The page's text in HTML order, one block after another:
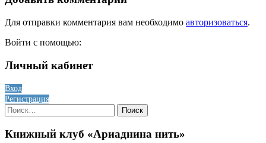
Для отправки комментария вам необходимо авторизоваться.
Войти с помощью:
Личный кабинет
Вход
Регистрация
Найти:
Книжный клуб «Ариаднина нить»